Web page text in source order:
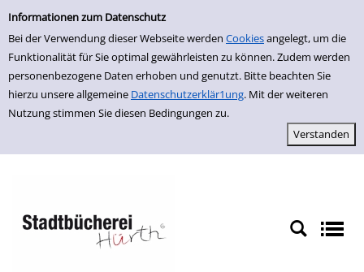
Einfache Suche
Informationen zum Datenschutz
Bei der Verwendung dieser Webseite werden Cookiesangelegt, um die
Funktionalität für Sie optimal gewährleisten zu können. Zudem werden
personenbezogene Daten erhoben und genutzt. Bitte beachten Sie
hierzu unsere allgemeine Datenschutzerklär1ung. Mit der weiteren
Nutzung stimmen Sie diesen Bedingungen zu.
zur Navigation springen
zum Inhalt springen
Zu den Suchfiltern springen
Zur Trefferliste springen